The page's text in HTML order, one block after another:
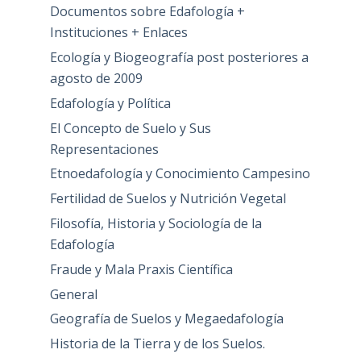
Documentos sobre Edafología +
Instituciones + Enlaces
Ecología y Biogeografía post posteriores a
agosto de 2009
Edafología y Política
El Concepto de Suelo y Sus
Representaciones
Etnoedafología y Conocimiento Campesino
Fertilidad de Suelos y Nutrición Vegetal
Filosofía, Historia y Sociología de la
Edafología
Fraude y Mala Praxis Científica
General
Geografía de Suelos y Megaedafología
Historia de la Tierra y de los Suelos.